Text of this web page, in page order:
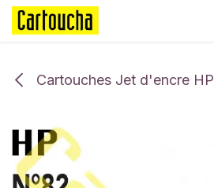
Se rendre au contenu
Cartouches Jet d'encre HP